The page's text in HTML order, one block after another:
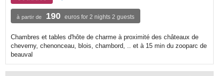
à partir de 190 euros for 2 nights 2 guests
Chambres et tables d'hôte de charme à proximité des châteaux de
cheverny, chenonceau, blois, chambord, .. et à 15 min du zooparc de
beauval